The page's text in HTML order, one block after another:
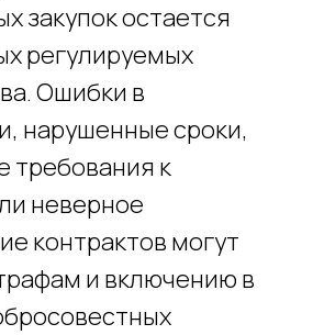
закупок остается
регулируемых
Ошибки в
нарушенные сроки,
требования к
неверное
контрактов могут
и включению в